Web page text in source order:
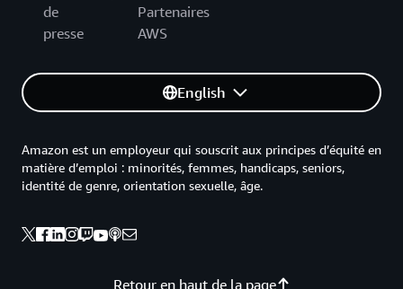
de
presse
Partenaires
AWS
English
Retour en haut de la page
Amazon est un employeur qui souscrit aux principes d’équité en
matière d’emploi : minorités, femmes, handicaps, seniors,
identité de genre, orientation sexuelle, âge.